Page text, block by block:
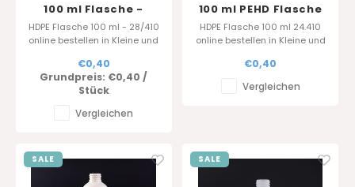
100 ml Flasche -
HDPE Natur - 28/410
HDPE Flasche 100 ml - 28/410
online bestellen in Kleine und
Hersteller und Händler in
Verpackunge.
€0,40
Grundpreis: €0,40 /
Stück
Vergleichen
100 ml PEHD Flasche
- Weiss
HDPE Flasche 100 ml 24.410
online bestellen in Kleine und
und Händler in Verpackunge
€0,40
Vergleichen
SALE SALE